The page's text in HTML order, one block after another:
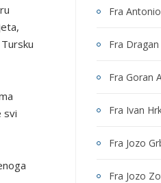
svi
Fra
Fra Dragan
Fra Goran
Fra Ivan
Fra Jozo
Fra Jozo